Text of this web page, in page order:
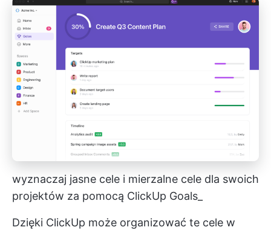
wyznaczaj jasne cele i mierzalne cele dla swoich
projektów za pomocą ClickUp Goals_
Dzięki ClickUp może organizować te cele w